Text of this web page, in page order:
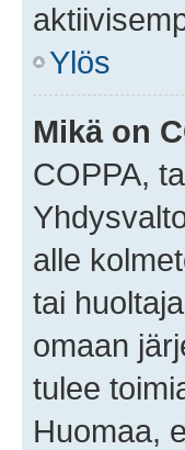
Ylös
Mikä on
COPPA,
alle
tai
omaan
tulee
Huomaa,